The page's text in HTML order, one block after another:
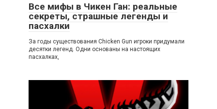
Все мифы в Чикен Ган: реальные
секреты, страшные легенды и
пасхалки
За годы существования Chicken Gun игроки придумали
десятки легенд. Одни основаны на настоящих
пасхалках,